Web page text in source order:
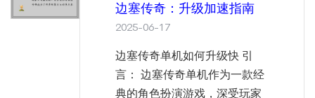
边塞传奇：升级加速指南
2025-06-17
边塞传奇单机如何升级快 引
言： 边塞传奇单机作为一款经
典的角色扮演游戏，深受玩家